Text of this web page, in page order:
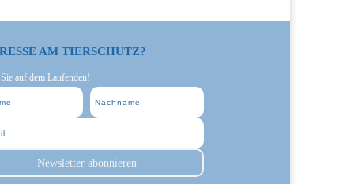
AM TIERSCHUTZ?
auf dem Laufenden!
Newsletter abonnieren